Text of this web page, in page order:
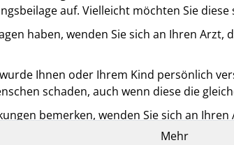
auf. Vielleicht möchten Sie
haben, wenden Sie sich an Ihren
Ihnen oder Ihrem Kind persönlich
schaden, auch wenn diese die
bemerken, wenden Sie sich an
gilt auch für Nebenwirkungen, die nicht in
Mehr